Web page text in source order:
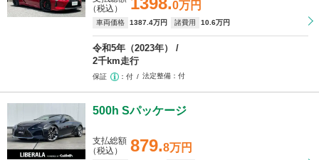
0万円
（税込）
車両価格 1387 .4万円 諸費用 10 .6万円
令和5年（2023年）
2千km走行
保証 付 法定整備 付
500h Sパッケージ
879.8万円
支払総額
（税込）